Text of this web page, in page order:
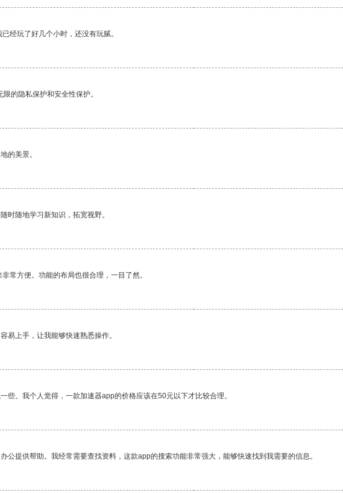
经玩了好几个小时，还没有玩腻。
的隐私保护和安全性保护。
的美景。
时随地学习新知识，拓宽视野。
常方便。功能的布局也很合理，一目了然。
易上手，让我能够快速熟悉操作。
些。我个人觉得，一款加速器app的价格应该在50元以下才比较合理。
公提供帮助。我经常需要查找资料，这款app的搜索功能非常强大，能够快速找到我需要的信息。